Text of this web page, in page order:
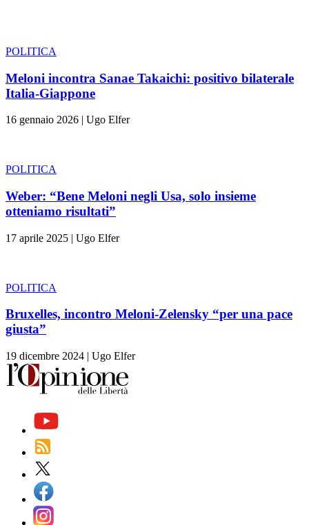
POLITICA
Meloni incontra Sanae Takaichi: positivo bilaterale
Italia-Giappone
16 gennaio 2026 | Ugo Elfer
POLITICA
Weber: “Bene Meloni negli Usa, solo insieme
otteniamo risultati”
17 aprile 2025 | Ugo Elfer
POLITICA
Bruxelles, incontro Meloni-Zelensky “per una pace
giusta”
19 dicembre 2024 | Ugo Elfer